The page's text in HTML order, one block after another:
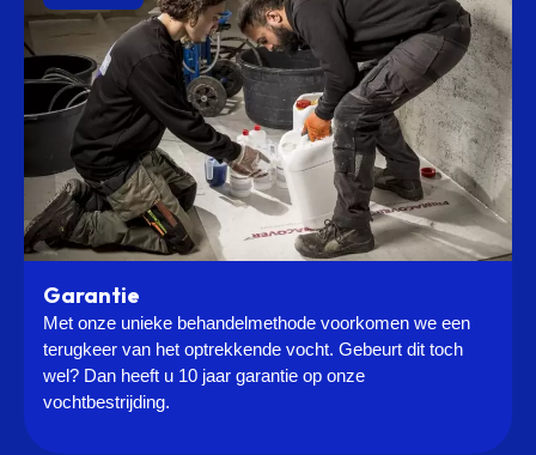
Garantie
Met onze unieke behandelmethode voorkomen we een
terugkeer van het optrekkende vocht. Gebeurt dit toch
wel? Dan heeft u 10 jaar garantie op onze
vochtbestrijding.